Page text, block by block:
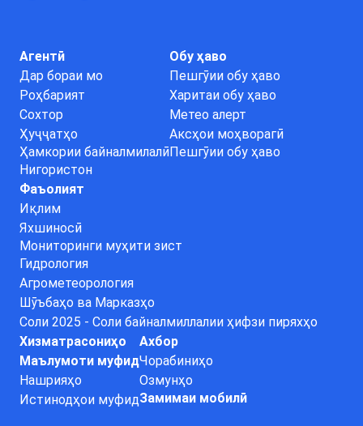
Агентӣ
Дар бораи мо
Роҳбарият
Сохтор
Ҳуҷҷатҳо
Ҳамкории байналмилалӣ
Нигористон
Обу ҳаво
Пешгӯии обу ҳаво
Харитаи обу ҳаво
Метео алерт
Аксҳои моҳворагӣ
Пешгӯии обу ҳаво
Фаъолият
Иқлим
Яхшиносӣ
Мониторинги муҳити зист
Гидрология
Агрометеорология
Шӯъбаҳо ва Марказҳо
Соли 2025 - Соли байналмиллалии ҳифзи пиряхҳо
Хизматрасониҳо
Маълумоти муфид
Нашрияҳо
Истинодҳои муфид
Ахбор
Чорабиниҳо
Озмунҳо
Замимаи мобилӣ